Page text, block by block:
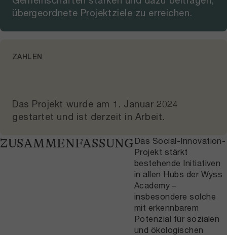
übergeordnete Projektziele zu erreichen.
ZAHLEN
Das Projekt wurde am 1. Januar 2024
gestartet und ist derzeit in Arbeit.
ZUSAMMENFASSUNG Das Social-Innovation-
Projekt stärkt
bestehende Initiativen
in allen Hubs der Wyss
Academy –
insbesondere solche
mit erkennbarem
Potenzial für sozialen
und ökologischen